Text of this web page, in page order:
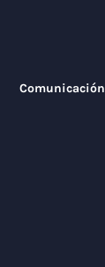
Comunicación